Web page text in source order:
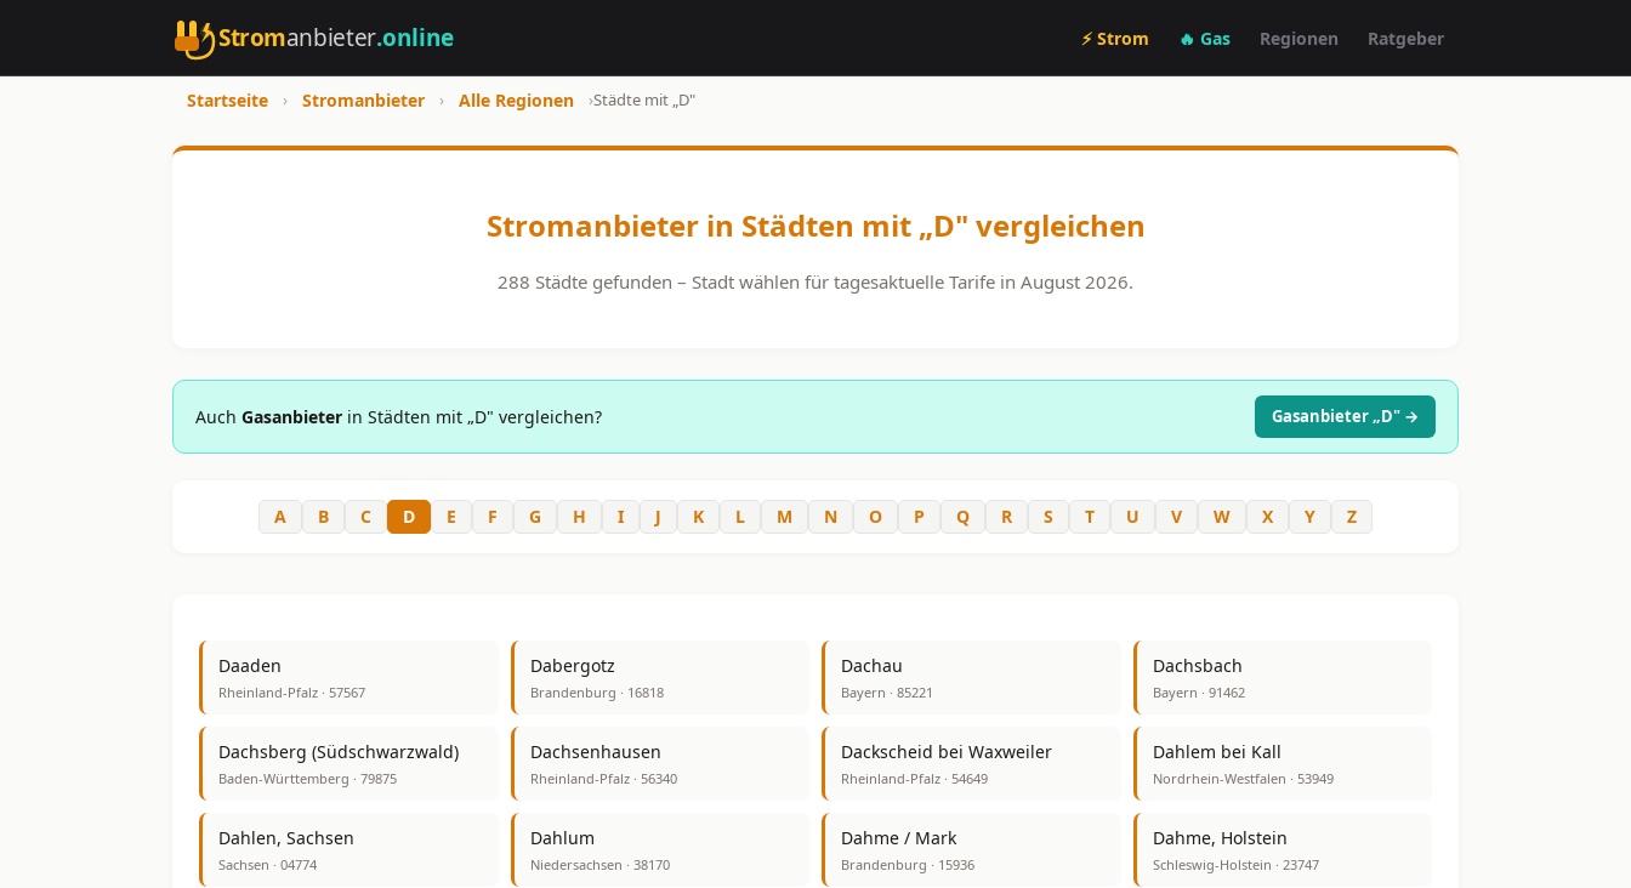
Stromanbieter.online ⚡ Strom 🔥 Gas Regionen Ratgeber
Startseite › Stromanbieter › Alle Regionen ›Städte mit „D"
Stromanbieter in Städten mit „D" vergleichen
288 Städte gefunden – Stadt wählen für tagesaktuelle Tarife in August 2026.
Auch Gasanbieter in Städten mit „D" vergleichen? Gasanbieter „D" →
A B C D E F G H I J K L M N O P Q R S T U V W X Y Z
Daaden
Rheinland-Pfalz · 57567
Dabergotz
Brandenburg · 16818
Dachau
Bayern · 85221
Dachsbach
Bayern · 91462
Dachsberg (Südschwarzwald)
Baden-Württemberg · 79875
Dachsenhausen
Rheinland-Pfalz · 56340
Dackscheid bei Waxweiler
Rheinland-Pfalz · 54649
Dahlem bei Kall
Nordrhein-Westfalen · 53949
Dahlen, Sachsen
Sachsen · 04774
Dahlum
Niedersachsen · 38170
Dahme / Mark
Brandenburg · 15936
Dahme, Holstein
Schleswig-Holstein · 23747